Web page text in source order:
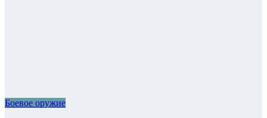
Боевое оружие